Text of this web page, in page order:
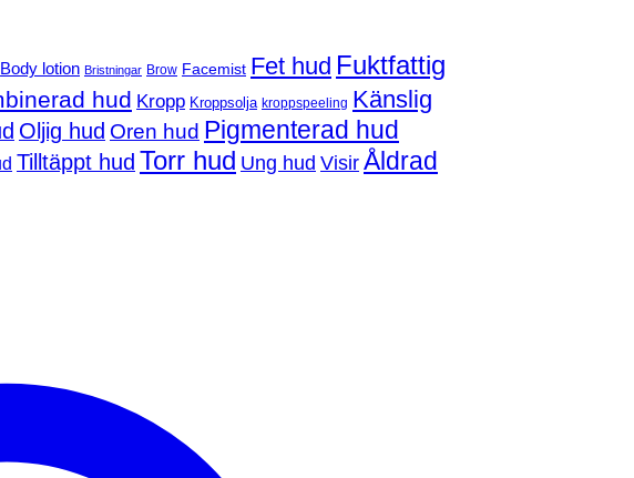
Body lotion Bristningar Brow Facemist Fet hud Fuktfattig
hud Kropp Kroppsolja kroppspeeling Känslig
Oljig hud Oren hud Pigmenterad hud
Tilltäppt hud Torr hud Ung hud VisirÅldrad